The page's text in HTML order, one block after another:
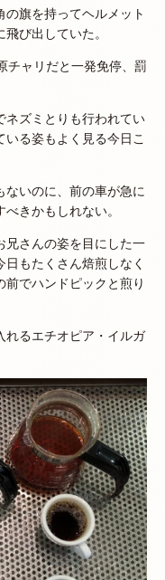
の旗を持ってヘルメット
び出していた。
チャリだと一発免停、罰
ネズミとりも行われてい
る姿もよく見る今日こ
ないのに、前の車が急に
きかもしれない。
兄さんの姿を目にした一
もたくさん焙煎しなく
でハンドピックと煎り
れるエチオピア・イルガ